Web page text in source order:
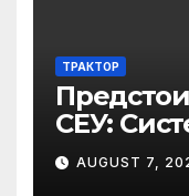
ТРАКТОР
СЕУ:
временно
и 11
AUGUST 7,